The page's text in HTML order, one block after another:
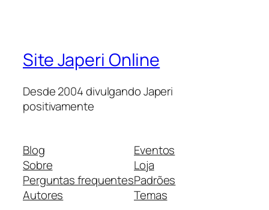
Site Japeri Online
Desde 2004 divulgando Japeri
positivamente
Blog
Sobre
Perguntas frequentes
Autores
Eventos
Loja
Padrões
Temas